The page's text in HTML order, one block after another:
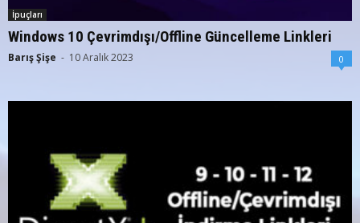
İpuçları
Windows 10 Çevrimdışı/Offline Güncelleme Linkleri
Barış Şişe - 10 Aralık 2023 0